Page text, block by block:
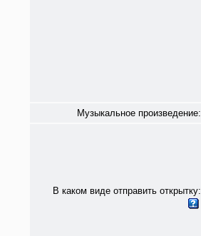
Музыкальное произведение:
В каком виде отправить открытку: